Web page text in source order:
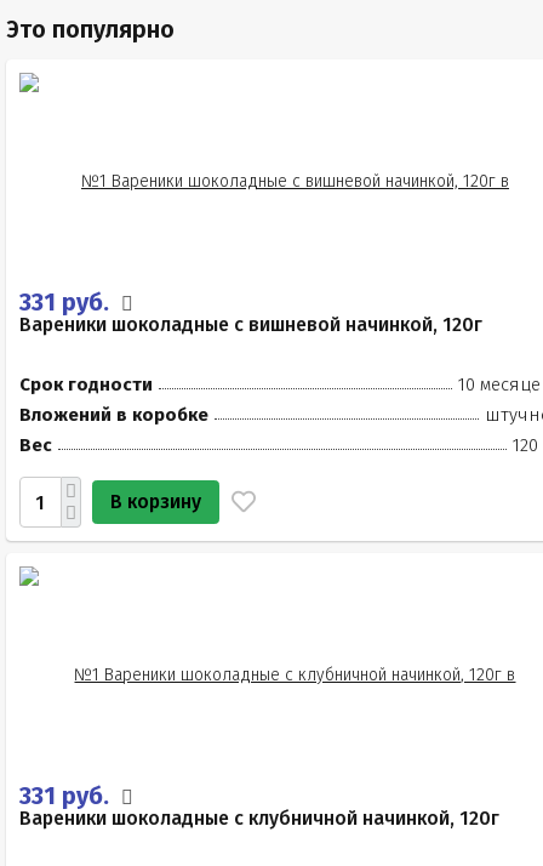
Это популярно
331 руб.
Вареники шоколадные с вишневой начинкой, 120г
Срок годности
10
Вложений в коробке
Вес
120
В корзину
331 руб.
Вареники шоколадные с клубничной начинкой, 120г